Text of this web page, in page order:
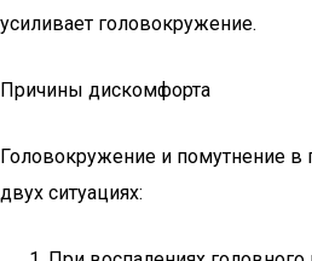
усиливает головокружение.
Причины дискомфорта
Головокружение и помутнение в
двух ситуациях: